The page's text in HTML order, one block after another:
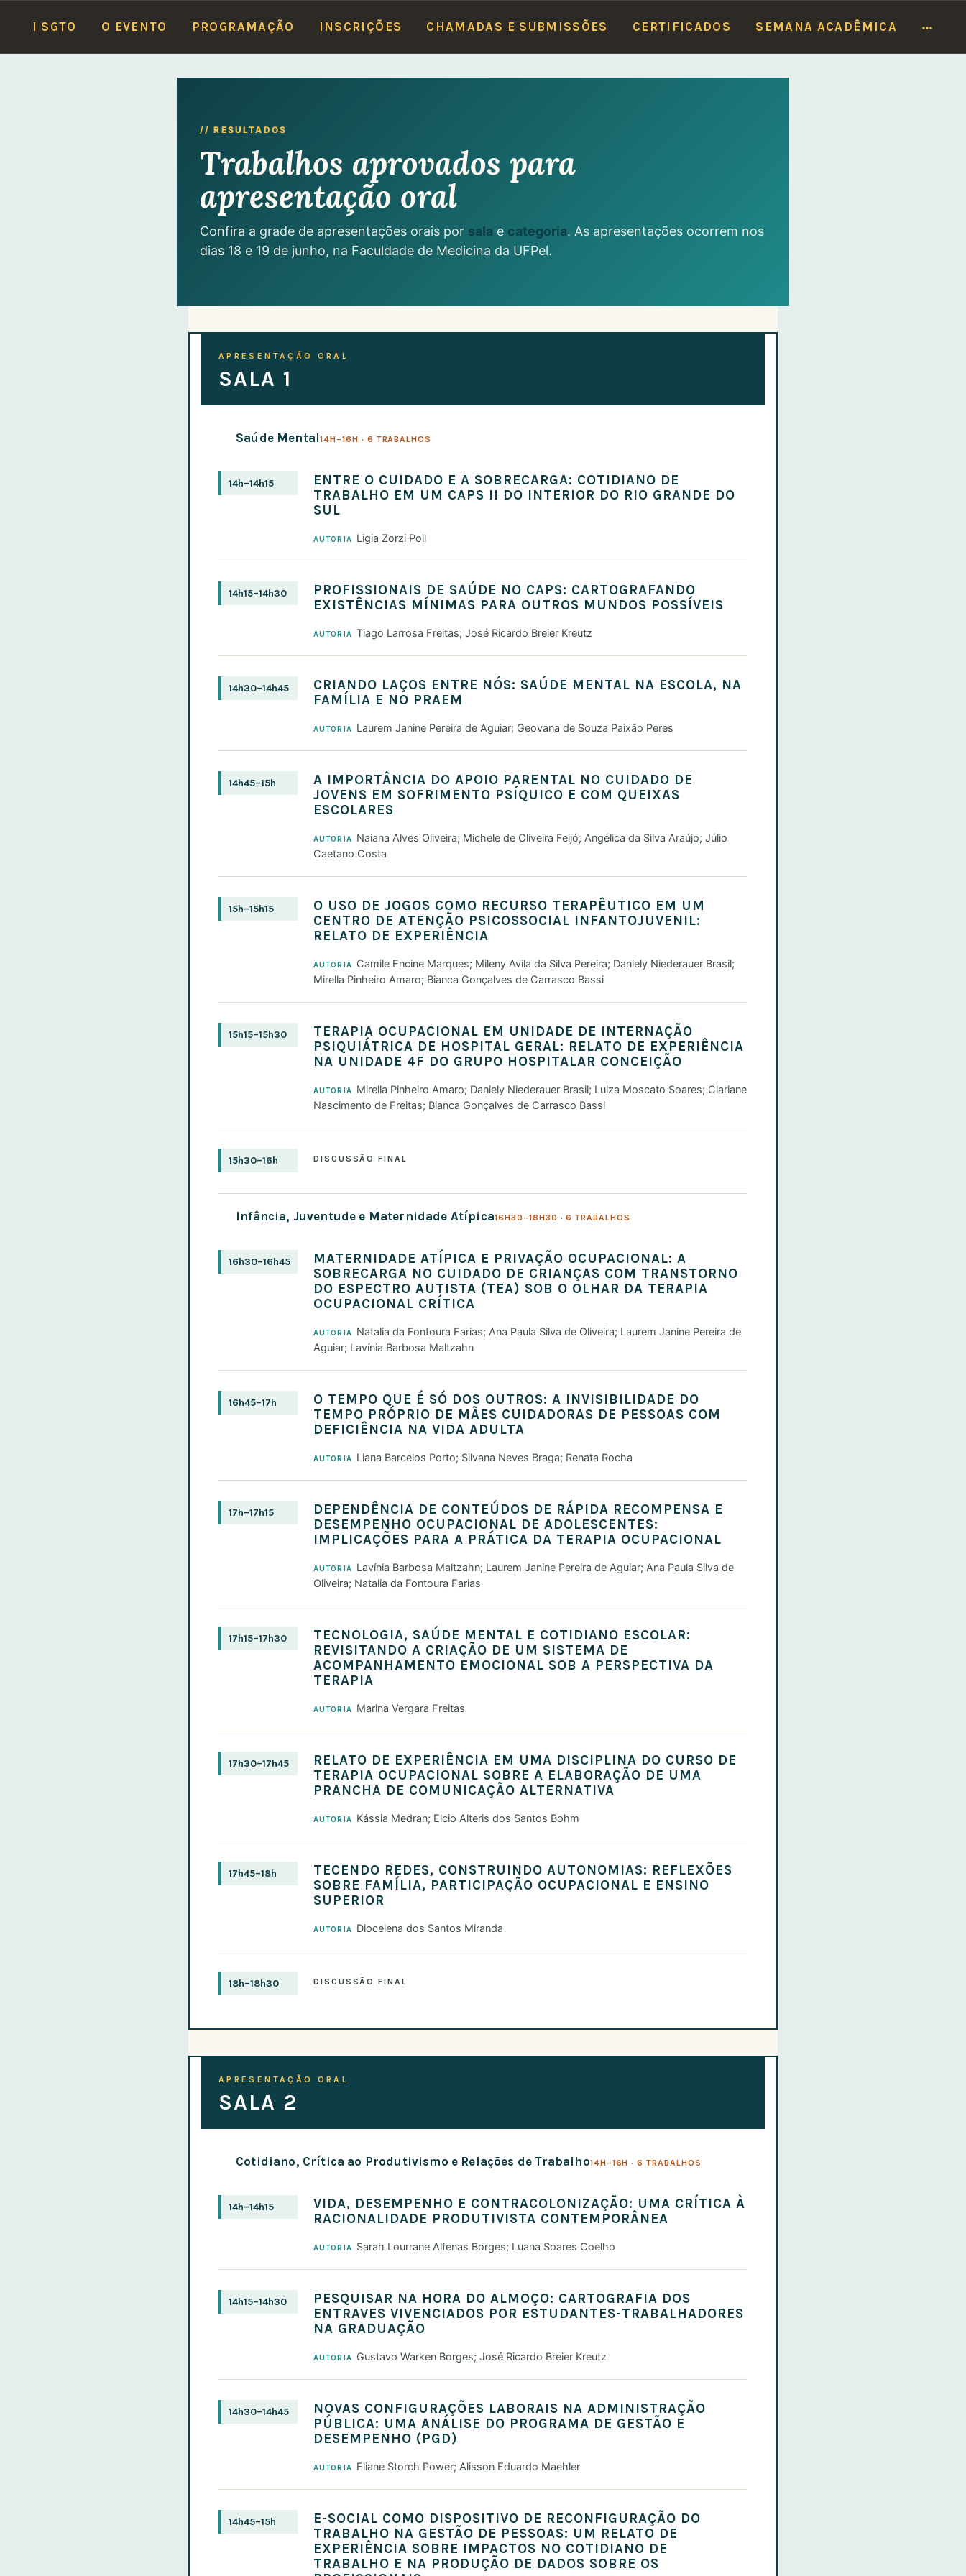
para
I SGTO O EVENTO PROGRAMAÇÃO INSCRIÇÕES CHAMADAS E SUBMISSÕES CERTIFICADOS SEMANA ACADÊMICA
// RESULTADOS
Trabalhos aprovados para
apresentação oral
Confira a grade de apresentações orais por sala e categoria. As apresentações ocorrem nos
dias 18 e 19 de junho, na Faculdade de Medicina da UFPel.
APRESENTAÇÃO ORAL
SALA 1
Saúde Mental14H–16H · 6 TRABALHOS
14h–14h15
ENTRE O CUIDADO E A SOBRECARGA: COTIDIANO DE
TRABALHO EM UM CAPS II DO INTERIOR DO RIO GRANDE DO
SUL
AUTORIA Ligia Zorzi Poll
14h15–14h30
PROFISSIONAIS DE SAÚDE NO CAPS: CARTOGRAFANDO
EXISTÊNCIAS MÍNIMAS PARA OUTROS MUNDOS POSSÍVEIS
AUTORIA Tiago Larrosa Freitas; José Ricardo Breier Kreutz
14h30–14h45
CRIANDO LAÇOS ENTRE NÓS: SAÚDE MENTAL NA ESCOLA, NA
FAMÍLIA E NO PRAEM
AUTORIA Laurem Janine Pereira de Aguiar; Geovana de Souza Paixão Peres
14h45–15h
A IMPORTÂNCIA DO APOIO PARENTAL NO CUIDADO DE
JOVENS EM SOFRIMENTO PSÍQUICO E COM QUEIXAS
ESCOLARES
AUTORIA
Naiana Alves Oliveira; Michele de Oliveira Feijó; Angélica da Silva Araújo; Júlio
Caetano Costa
15h–15h15
O USO DE JOGOS COMO RECURSO TERAPÊUTICO EM UM
CENTRO DE ATENÇÃO PSICOSSOCIAL INFANTOJUVENIL:
RELATO DE EXPERIÊNCIA
AUTORIA
Camile Encine Marques; Mileny Avila da Silva Pereira; Daniely Niederauer Brasil;
Mirella Pinheiro Amaro; Bianca Gonçalves de Carrasco Bassi
15h15–15h30
TERAPIA OCUPACIONAL EM UNIDADE DE INTERNAÇÃO
PSIQUIÁTRICA DE HOSPITAL GERAL: RELATO DE EXPERIÊNCIA
NA UNIDADE 4F DO GRUPO HOSPITALAR CONCEIÇÃO
AUTORIA
Mirella Pinheiro Amaro; Daniely Niederauer Brasil; Luiza Moscato Soares; Clariane
Nascimento de Freitas; Bianca Gonçalves de Carrasco Bassi
15h30–16h DISCUSSÃO FINAL
Infância, Juventude e Maternidade Atípica16H30–18H30 · 6 TRABALHOS
16h30–16h45
MATERNIDADE ATÍPICA E PRIVAÇÃO OCUPACIONAL: A
SOBRECARGA NO CUIDADO DE CRIANÇAS COM TRANSTORNO
DO ESPECTRO AUTISTA (TEA) SOB O OLHAR DA TERAPIA
OCUPACIONAL CRÍTICA
AUTORIA
Natalia da Fontoura Farias; Ana Paula Silva de Oliveira; Laurem Janine Pereira de
Aguiar; Lavínia Barbosa Maltzahn
16h45–17h
O TEMPO QUE É SÓ DOS OUTROS: A INVISIBILIDADE DO
TEMPO PRÓPRIO DE MÃES CUIDADORAS DE PESSOAS COM
DEFICIÊNCIA NA VIDA ADULTA
AUTORIA Liana Barcelos Porto; Silvana Neves Braga; Renata Rocha
17h–17h15
DEPENDÊNCIA DE CONTEÚDOS DE RÁPIDA RECOMPENSA E
DESEMPENHO OCUPACIONAL DE ADOLESCENTES:
IMPLICAÇÕES PARA A PRÁTICA DA TERAPIA OCUPACIONAL
AUTORIA
Lavínia Barbosa Maltzahn; Laurem Janine Pereira de Aguiar; Ana Paula Silva de
Oliveira; Natalia da Fontoura Farias
17h15–17h30
TECNOLOGIA, SAÚDE MENTAL E COTIDIANO ESCOLAR:
REVISITANDO A CRIAÇÃO DE UM SISTEMA DE
ACOMPANHAMENTO EMOCIONAL SOB A PERSPECTIVA DA
TERAPIA
AUTORIA Marina Vergara Freitas
17h30–17h45
RELATO DE EXPERIÊNCIA EM UMA DISCIPLINA DO CURSO DE
TERAPIA OCUPACIONAL SOBRE A ELABORAÇÃO DE UMA
PRANCHA DE COMUNICAÇÃO ALTERNATIVA
AUTORIA Kássia Medran; Elcio Alteris dos Santos Bohm
17h45–18h
TECENDO REDES, CONSTRUINDO AUTONOMIAS: REFLEXÕES
SOBRE FAMÍLIA, PARTICIPAÇÃO OCUPACIONAL E ENSINO
SUPERIOR
AUTORIA Diocelena dos Santos Miranda
18h–18h30 DISCUSSÃO FINAL
APRESENTAÇÃO ORAL
SALA 2
Cotidiano, Crítica ao Produtivismo e Relações de Trabalho14H–16H · 6 TRABALHOS
14h–14h15
VIDA, DESEMPENHO E CONTRACOLONIZAÇÃO: UMA CRÍTICA À
RACIONALIDADE PRODUTIVISTA CONTEMPORÂNEA
AUTORIA Sarah Lourrane Alfenas Borges; Luana Soares Coelho
14h15–14h30
PESQUISAR NA HORA DO ALMOÇO: CARTOGRAFIA DOS
ENTRAVES VIVENCIADOS POR ESTUDANTES-TRABALHADORES
NA GRADUAÇÃO
AUTORIA Gustavo Warken Borges; José Ricardo Breier Kreutz
14h30–14h45
NOVAS CONFIGURAÇÕES LABORAIS NA ADMINISTRAÇÃO
PÚBLICA: UMA ANÁLISE DO PROGRAMA DE GESTÃO E
DESEMPENHO (PGD)
AUTORIA Eliane Storch Power; Alisson Eduardo Maehler
14h45–15h
E-SOCIAL COMO DISPOSITIVO DE RECONFIGURAÇÃO DO
TRABALHO NA GESTÃO DE PESSOAS: UM RELATO DE
EXPERIÊNCIA SOBRE IMPACTOS NO COTIDIANO DE
TRABALHO E NA PRODUÇÃO DE DADOS SOBRE OS